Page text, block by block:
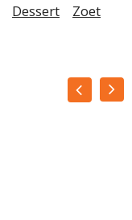
Dessert
Zoet